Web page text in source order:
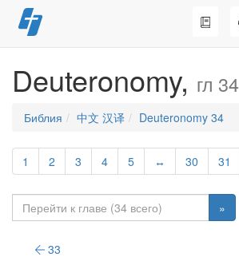
Перейти
к
Deuteronomy, гл 34
Библия 中文 汉译 Deuteronomy 34
1 2 3 4 5 ↔ 30 31
»
33